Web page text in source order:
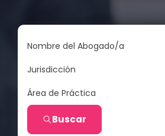
Nombre del Abogado/a
Jurisdicción
Área de Práctica
Buscar